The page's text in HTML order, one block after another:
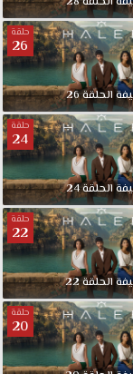
حلقة
26
الحلقة 26
حلقة
24
الحلقة 24
حلقة
22
الحلقة 22
حلقة
20